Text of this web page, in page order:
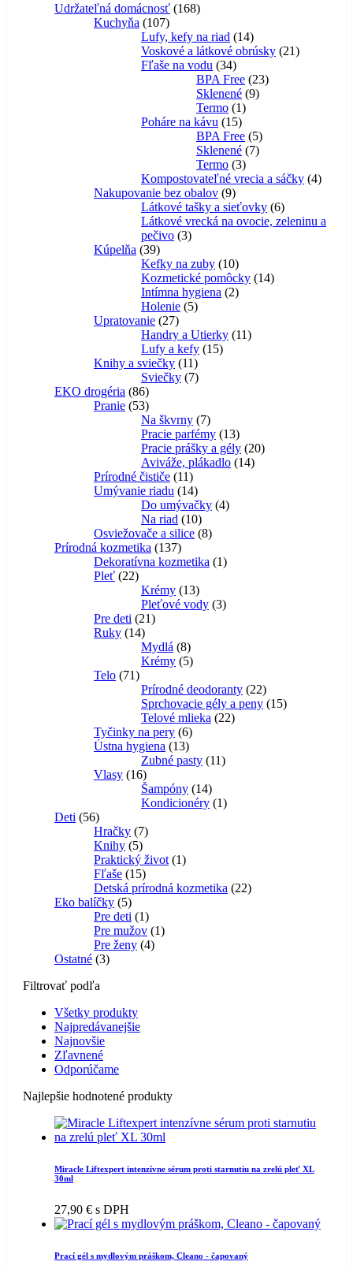
Udržateľná domácnosť 168168
Kuchyňa 107107
produktov
Lufy, kefy na riad 1414
produktov
Voskové a látkové obrúsky 2121
Fľaše na vodu 3434
produktov
BPA Free 2323
Sklenené 99
Termo 11
produkt
Poháre na kávu 1515
produktov
BPA Free 55
produktov
Sklenené 77
Termo 33
produkty
Kompostovateľné vrecia a sáčky 44
Nakupovanie bez obalov 99
produktov
Látkové tašky a sieťovky 66
produktov
Látkové vrecká na ovocie, zeleninu a
pečivo 33
Kúpelňa 3939
produktov
Kefky na zuby 1010
produktov
Kozmetické pomôcky 1414
Intímna hygiena 22
Holenie 55
Upratovanie 2727
produktov
Handry a Utierky 1111
Lufy a kefy 1515
Knihy a sviečky 1111
produktov
Sviečky 77
EKO drogéria 8686
produktov
Pranie 5353
produktov
Na škvrny 77
produktov
Pracie parfémy 1313
produktov
Pracie prášky a gély 2020
Aviváže, plákadlo 1414
Prírodné čističe 1111
produktov
Umývanie riadu 1414
produktov
Do umývačky 44
Na riad 1010
produktov
Osviežovače a silice 88
Prírodná kozmetika 137137
produktov
Dekoratívna kozmetika 11
Pleť 2222
produktov
Krémy 1313
produktov
Pleťové vody 33
Pre deti 2121
Ruky 1414
produktov
Mydlá 88
produktov
Krémy 55
Telo 7171
produktov
Prírodné deodoranty 2222
produktov
Sprchovacie gély a peny 1515
Telové mlieka 2222
Tyčinky na pery 66
produktov
Ústna hygiena 1313
produktov
Zubné pasty 1111
Vlasy 1616
produktov
Šampóny 1414
produktov
Kondicionéry 11
Deti 5656
produktov
Hračky 77
Knihy 55
produktov
Praktický život 11
Fľaše 1515
produktov
Detská prírodná kozmetika 2222
Eko balíčky 55
produktov
Pre deti 11
produkt
Pre mužov 11
Pre ženy 44
Ostatné 33
Filtrovať podľa
Všetky produkty
Najpredávanejšie
Najnovšie
Zľavnené
Odporúčame
Najlepšie hodnotené produkty
Miracle Liftexpert intenzívne sérum proti starnutiu na zrelú pleť XL
30ml
27,90 € s DPH
Prací gél s mydlovým práškom, Cleano - čapovaný